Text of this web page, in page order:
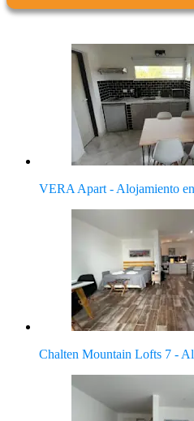
VERA Apart - Alojamiento
Chalten Mountain Lofts 7 -